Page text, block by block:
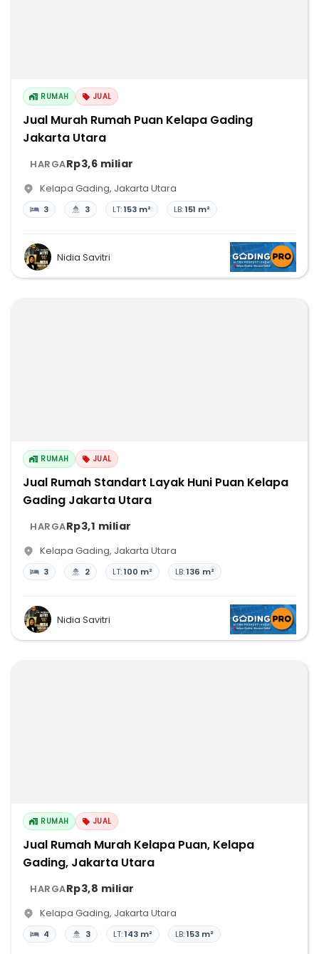
RUMAH JUAL
Jual Murah Rumah Puan Kelapa Gading
Jakarta Utara
HARGARp3,6 miliar
Kelapa Gading, Jakarta Utara
3 3 LT:153 m² LB:151 m²
Nidia Savitri
RUMAH JUAL
Jual Rumah Standart Layak Huni Puan Kelapa
Gading Jakarta Utara
HARGARp3,1 miliar
Kelapa Gading, Jakarta Utara
3 2 LT:100 m² LB:136 m²
Nidia Savitri
RUMAH JUAL
Jual Rumah Murah Kelapa Puan, Kelapa
Gading, Jakarta Utara
HARGARp3,8 miliar
Kelapa Gading, Jakarta Utara
4 3 LT:143 m² LB:153 m²